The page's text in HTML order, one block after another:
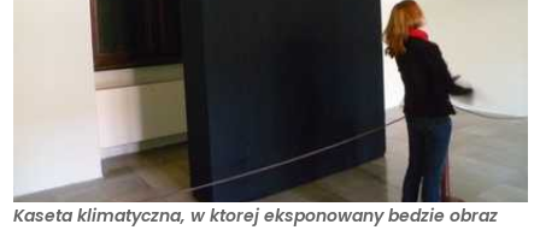
Kaseta klimatyczna, w ktorej eksponowany bedzie obraz